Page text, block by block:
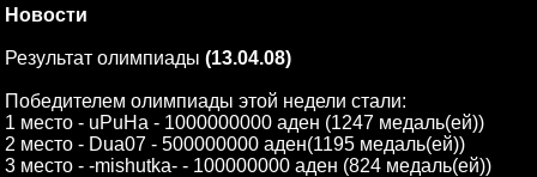
Новости
Результат олимпиады (13.04.08)
Победителем олимпиады этой недели стали:
1 место - uPuHa - 1000000000 аден (1247 медаль(ей))
2 место - Dua07 - 500000000 аден(1195 медаль(ей))
3 место - -mishutka- - 100000000 аден (824 медаль(ей))